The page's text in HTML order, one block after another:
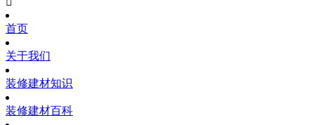
首页
关于我们
装修建材知识
装修建材百科